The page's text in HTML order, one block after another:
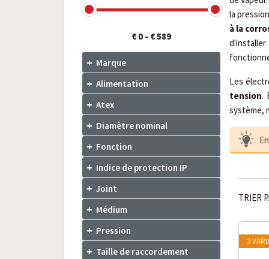
€ 0 - € 589
Marque
Alimentation
Atex
Diamètre nominal
Fonction
Indice de protection IP
Joint
Médium
Pression
Taille de raccordement
la
à la
d'installer
Les
tension.
système,
TRIER
3